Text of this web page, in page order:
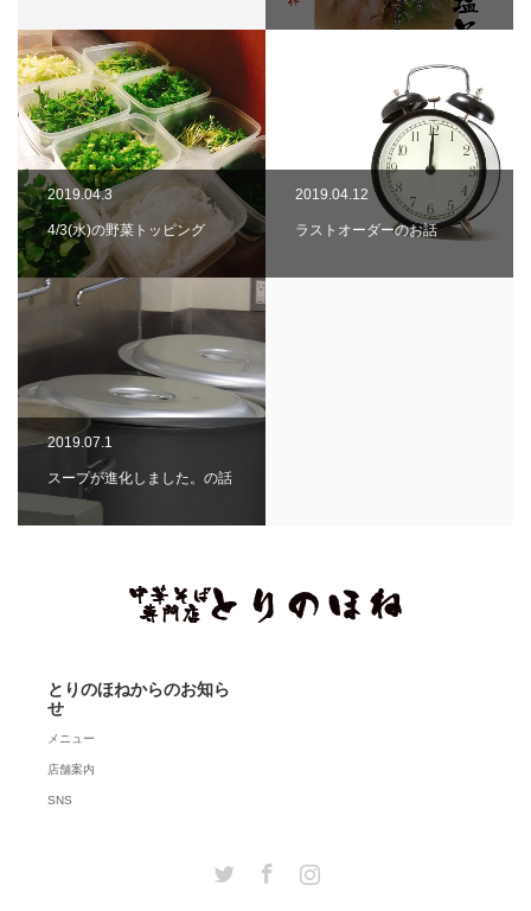
2019.04.3
4/3(水)の野菜トッピング
2019.04.12
ラストオーダーのお話
2019.07.1
スープが進化しました。の話
とりのほねからのお知ら
せ
メニュー
店舗案内
SNS
Twitter Facebook